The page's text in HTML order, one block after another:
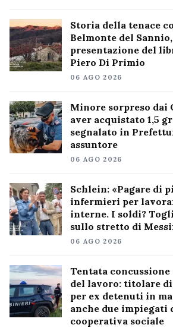
Storia della tenace
Belmonte del
presentazione del
Piero Di Primio
06 AGO 2026
Minore sorpreso dai
aver acquistato 1,5
segnalato in
assuntore
06 AGO 2026
Schlein: «Pagare di
infermieri per
interne. I soldi?
sullo stretto di
06 AGO 2026
Tentata
del lavoro: titolare
per ex detenuti in
anche due impiegati
cooperativa sociale